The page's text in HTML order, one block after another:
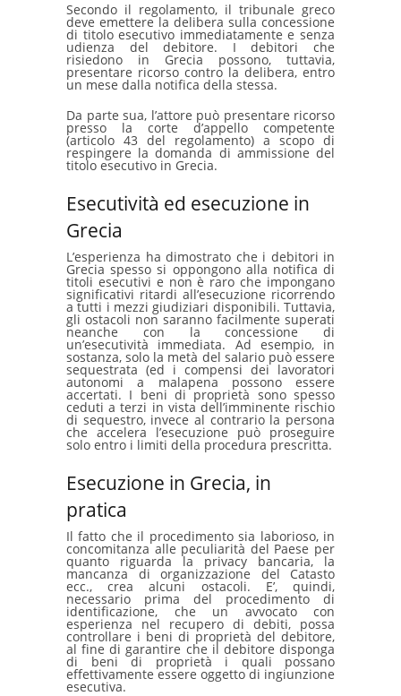
Secondo il regolamento, il tribunale greco
deve emettere la delibera sulla concessione
di titolo esecutivo immediatamente e senza
udienza del debitore. I debitori che
risiedono in Grecia possono, tuttavia,
presentare ricorso contro la delibera, entro
un mese dalla notifica della stessa.
Da parte sua, l’attore può presentare ricorso
presso la corte d’appello competente
(articolo 43 del regolamento) a scopo di
respingere la domanda di ammissione del
titolo esecutivo in Grecia.
Esecutività ed esecuzione in
Grecia
L’esperienza ha dimostrato che i debitori in
Grecia spesso si oppongono alla notifica di
titoli esecutivi e non è raro che impongano
significativi ritardi all’esecuzione ricorrendo
a tutti i mezzi giudiziari disponibili. Tuttavia,
gli ostacoli non saranno facilmente superati
neanche con la concessione di
un’esecutività immediata. Ad esempio, in
sostanza, solo la metà del salario può essere
sequestrata (ed i compensi dei lavoratori
autonomi a malapena possono essere
accertati. I beni di proprietà sono spesso
ceduti a terzi in vista dell’imminente rischio
di sequestro, invece al contrario la persona
che accelera l’esecuzione può proseguire
solo entro i limiti della procedura prescritta.
Esecuzione in Grecia, in
pratica
Il fatto che il procedimento sia laborioso, in
concomitanza alle peculiarità del Paese per
quanto riguarda la privacy bancaria, la
mancanza di organizzazione del Catasto
ecc., crea alcuni ostacoli. E’, quindi,
necessario prima del procedimento di
identificazione, che un avvocato con
esperienza nel recupero di debiti, possa
controllare i beni di proprietà del debitore,
al fine di garantire che il debitore disponga
di beni di proprietà i quali possano
effettivamente essere oggetto di ingiunzione
esecutiva.